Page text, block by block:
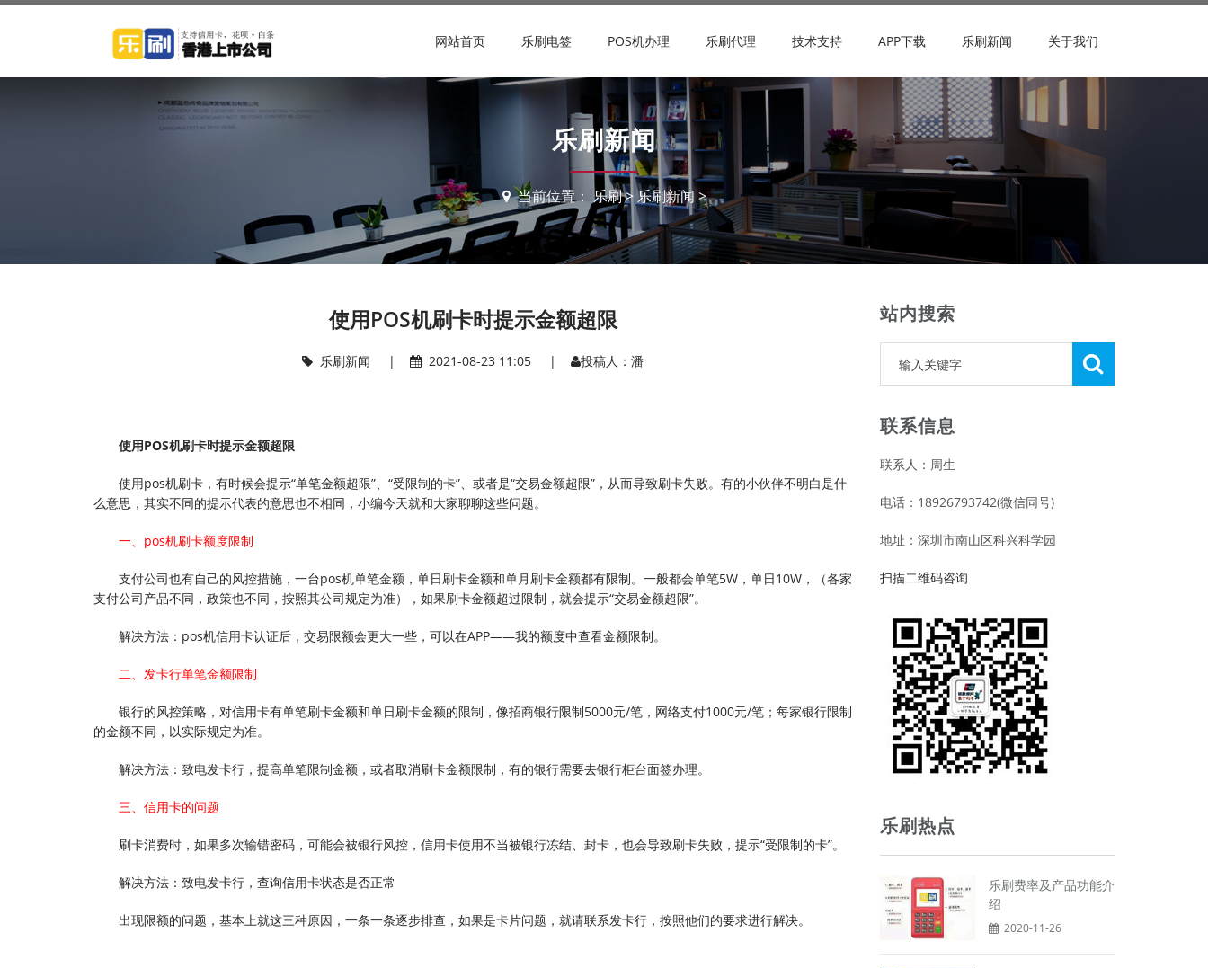
网站首页 乐刷电签 POS机办理 乐刷代理 技术支持 APP下载 乐刷新闻 关于我们
乐刷新闻
当前位置： 乐刷> 乐刷新闻>
使用POS机刷卡时提示金额超限
乐刷新闻 | 2021-08-23 11:05 | 投稿人：潘
使用POS机刷卡时提示金额超限
使用pos机刷卡，有时候会提示“单笔金额超限”、“受限制的卡”、或者是“交易金额超限”，从而导致刷卡失败。有的小伙伴不明白是什
么意思，其实不同的提示代表的意思也不相同，小编今天就和大家聊聊这些问题。
一、pos机刷卡额度限制
支付公司也有自己的风控措施，一台pos机单笔金额，单日刷卡金额和单月刷卡金额都有限制。一般都会单笔5W，单日10W，（各家
支付公司产品不同，政策也不同，按照其公司规定为准），如果刷卡金额超过限制，就会提示“交易金额超限”。
解决方法：pos机信用卡认证后，交易限额会更大一些，可以在APP——我的额度中查看金额限制。
二、发卡行单笔金额限制
银行的风控策略，对信用卡有单笔刷卡金额和单日刷卡金额的限制，像招商银行限制5000元/笔，网络支付1000元/笔；每家银行限制
的金额不同，以实际规定为准。
解决方法：致电发卡行，提高单笔限制金额，或者取消刷卡金额限制，有的银行需要去银行柜台面签办理。
三、信用卡的问题
刷卡消费时，如果多次输错密码，可能会被银行风控，信用卡使用不当被银行冻结、封卡，也会导致刷卡失败，提示“受限制的卡”。
解决方法：致电发卡行，查询信用卡状态是否正常
出现限额的问题，基本上就这三种原因，一条一条逐步排查，如果是卡片问题，就请联系发卡行，按照他们的要求进行解决。
站内搜索
联系信息
联系人：周生
电话：18926793742(微信同号)
地址：深圳市南山区科兴科学园
扫描二维码咨询
乐刷热点
乐刷费率及产品功能介
绍
2020-11-26